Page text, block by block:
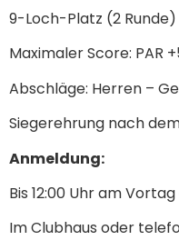
9-Loch-Platz (2 Runde)
Maximaler Score: PAR
Abschläge: Herren –
Siegerehrung nach
Anmeldung:
Bis 12:00 Uhr am
Im Clubhaus oder